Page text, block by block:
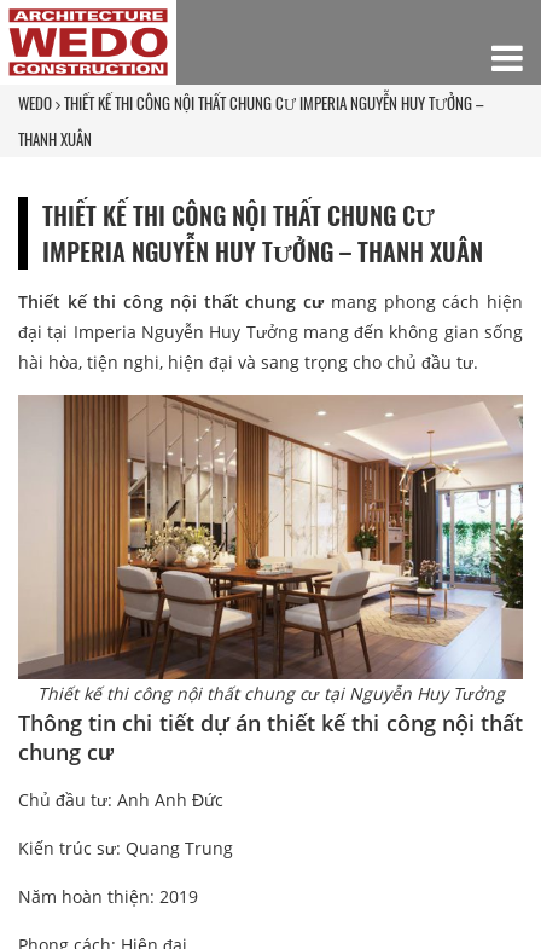
WEDO THIẾT KẾ THI CÔNG NỘI THẤT CHUNG CƯ IMPERIA NGUYỄN HUY TƯỞNG –
THANH XUÂN
THIẾT KẾ THI CÔNG NỘI THẤT CHUNG CƯ
IMPERIA NGUYỄN HUY TƯỞNG – THANH XUÂN
Thiết kế thi công nội thất chung cưmang phong cách hiện
đại tại Imperia Nguyễn Huy Tưởng mang đến không gian sống
hài hòa, tiện nghi, hiện đại và sang trọng cho chủ đầu tư.
Thiết kế thi công nội thất chung cư tại Nguyễn Huy Tưởng
Thông tin chi tiết dự án thiết kế thi công nội thất
chung cư
Chủ đầu tư: Anh Anh Đức
Kiến trúc sư: Quang Trung
Năm hoàn thiện: 2019